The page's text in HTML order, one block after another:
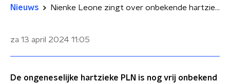
Nieuws Nienke Leone zingt over onbekende hartziekte PLN
za 13 april 2024 11:05
De ongeneselijke hartzieke PLN is nog vrij onbekend